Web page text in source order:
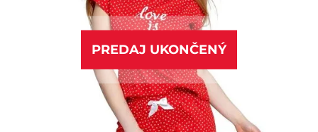
PREDAJ UKONČENÝ